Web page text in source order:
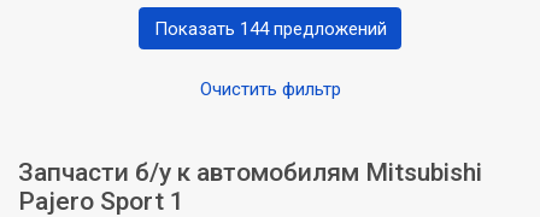
Очистить фильтр
Показать 144 предложений
Запчасти б/у к автомобилям Mitsubishi
Pajero Sport 1